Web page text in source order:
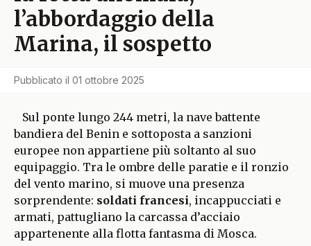
l’abbordaggio della
Marina, il sospetto
Pubblicato il 01 ottobre 2025
Sul ponte lungo 244 metri, la nave battente
bandiera del Benin e sottoposta a sanzioni
europee non appartiene più soltanto al suo
equipaggio. Tra le ombre delle paratie e il ronzio
del vento marino, si muove una presenza
sorprendente: soldati francesi, incappucciati e
armati, pattugliano la carcassa d’acciaio
appartenente alla flotta fantasma di Mosca.